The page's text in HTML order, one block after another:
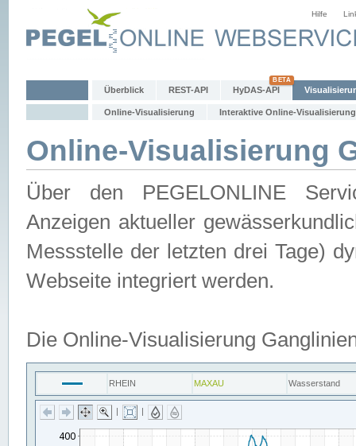
Hilfe
Überblick REST-API HyDAS-API
Online-Visualisierung Interaktive Online-Visualisierung
Online-Visualisierung
Über den PEGELONLINE
Anzeigen aktueller
Messstelle der letzten drei Tage)
Webseite integriert werden.
Die Online-Visualisierung